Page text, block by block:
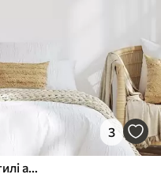
3
Корабель у морі, виконаний у стилі акварелі